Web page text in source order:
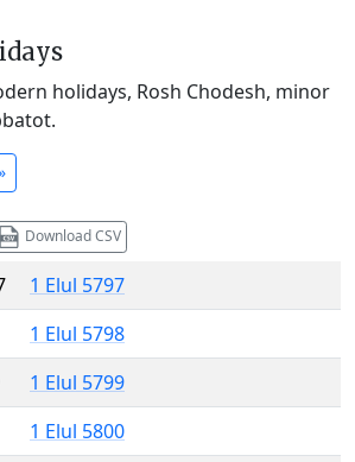
holidays, Rosh Chodesh, minor
Download CSV
1 Elul 5797
1 Elul 5798
1 Elul 5799
1 Elul 5800